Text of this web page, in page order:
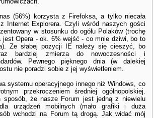
(56%) korzysta z Firefoksa, a tylko niecała
Internet Explorera. Czyli wśród naszych gości
w stosunku do ogółu Polaków (trochę
jest Opera - ok. 6% wejść - co mnie dziwi, bo to
Ze słabej pozycji IE należy się cieszyć, bo
bardziej zmierza do nowoczesności i
Pewnego pięknego dnia (w dalekiej
nie poradzi sobie z jej wyświetleniem.
systemu operacyjnego innego niż Windows, co
przekroczeniem średniej ogólnopolskiej.
sposób, że nasze Forum jest jedną z niewielu
urządzeń mobilnych (mało grafiki i duża
wchodzi na Forum tą drogą. Jak widać mój